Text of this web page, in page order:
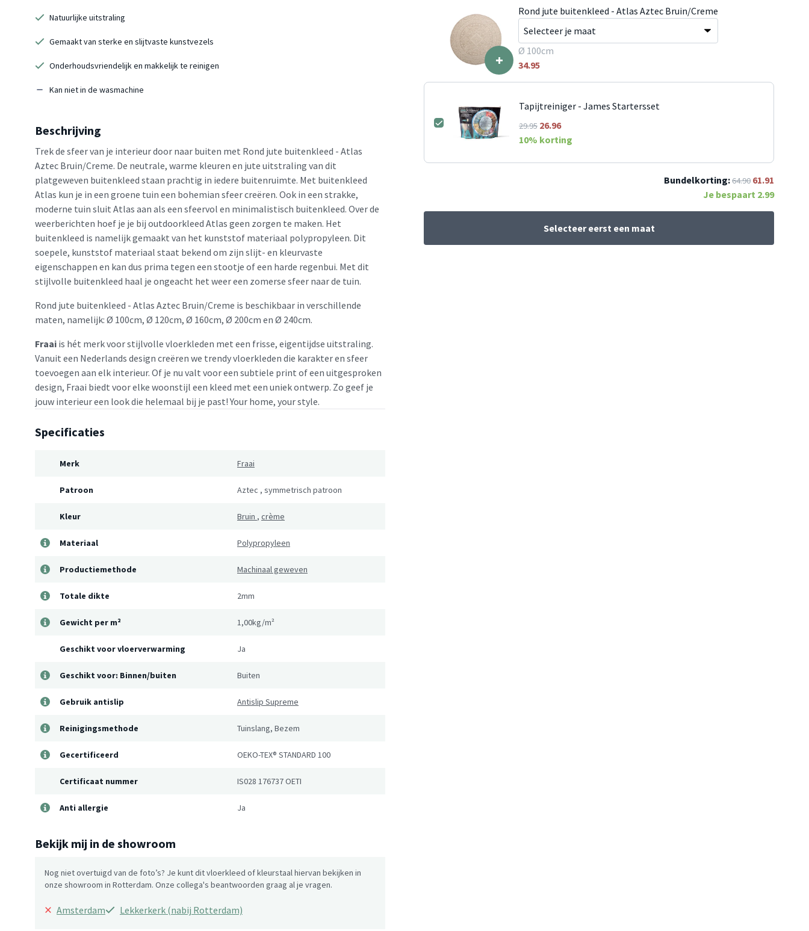
Natuurlijke uitstraling
Gemaakt van sterke en slijtvaste kunstvezels
Onderhoudsvriendelijk en makkelijk te reinigen
Kan niet in de wasmachine
Beschrijving
Trek de sfeer van je interieur door naar buiten met Rond jute buitenkleed - Atlas
Aztec Bruin/Creme. De neutrale, warme kleuren en jute uitstraling van dit
platgeweven buitenkleed staan prachtig in iedere buitenruimte. Met buitenkleed
Atlas kun je in een groene tuin een bohemian sfeer creëren. Ook in een strakke,
moderne tuin sluit Atlas aan als een sfeervol en minimalistisch buitenkleed. Over de
weerberichten hoef je je bij outdoorkleed Atlas geen zorgen te maken. Het
buitenkleed is namelijk gemaakt van het kunststof materiaal polypropyleen. Dit
soepele, kunststof materiaal staat bekend om zijn slijt- en kleurvaste
eigenschappen en kan dus prima tegen een stootje of een harde regenbui. Met dit
stijlvolle buitenkleed haal je ongeacht het weer een zomerse sfeer naar de tuin.
Rond jute buitenkleed - Atlas Aztec Bruin/Creme is beschikbaar in verschillende
maten, namelijk: Ø 100cm, Ø 120cm, Ø 160cm, Ø 200cm en Ø 240cm.
Fraai is hét merk voor stijlvolle vloerkleden met een frisse, eigentijdse uitstraling.
Vanuit een Nederlands design creëren we trendy vloerkleden die karakter en sfeer
toevoegen aan elk interieur. Of je nu valt voor een subtiele print of een uitgesproken
design, Fraai biedt voor elke woonstijl een kleed met een uniek ontwerp. Zo geef je
jouw interieur een look die helemaal bij je past! Your home, your style.
Specificaties
Merk Fraai
Patroon Aztec , symmetrisch patroon
Kleur Bruin , crème
Materiaal Polypropyleen
Productiemethode Machinaal geweven
Totale dikte 2mm
Gewicht per m² 1,00kg/m²
Geschikt voor vloerverwarming Ja
Geschikt voor: Binnen/buiten Buiten
Gebruik antislip Antislip Supreme
Reinigingsmethode Tuinslang, Bezem
Gecertificeerd OEKO-TEX® STANDARD 100
Certificaat nummer IS028 176737 OETI
Anti allergie Ja
Bekijk mij in de showroom
Nog niet overtuigd van de foto’s? Je kunt dit vloerkleed of kleurstaal hiervan bekijken in
onze showroom in Rotterdam. Onze collega's beantwoorden graag al je vragen.
× Amsterdam Lekkerkerk (nabij Rotterdam)
+
Rond jute buitenkleed - Atlas Aztec Bruin/Creme
Ø 100cm
34.95
Tapijtreiniger - James Startersset
29.95 26.96
10% korting
Bundelkorting:64.90 61.91
Je bespaart 2.99
Selecteer eerst een maat